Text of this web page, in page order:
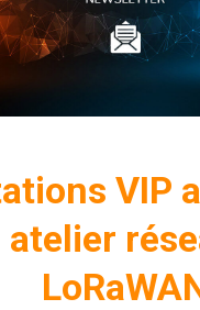
VIP
atelier